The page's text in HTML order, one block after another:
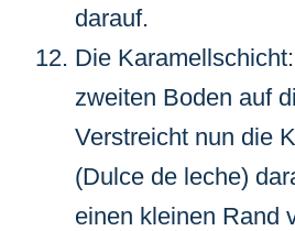
darauf.
Die
zweiten Boden auf
Verstreicht nun die
(Dulce de leche)
einen kleinen Rand